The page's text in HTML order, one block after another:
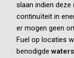
slaan indien
continuïteit in
er mogen geen
Fuel op locaties
benodigde